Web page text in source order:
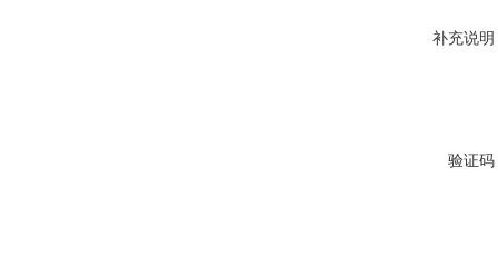
补充说明
验证码